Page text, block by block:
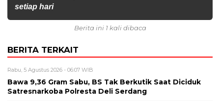
setiap hari
Berita ini 1 kali dibaca
BERITA TERKAIT
Rabu, 5 Agustus 2026 - 06:07 WIB
Bawa 9,36 Gram Sabu, BS Tak Berkutik Saat Diciduk
Satresnarkoba Polresta Deli Serdang